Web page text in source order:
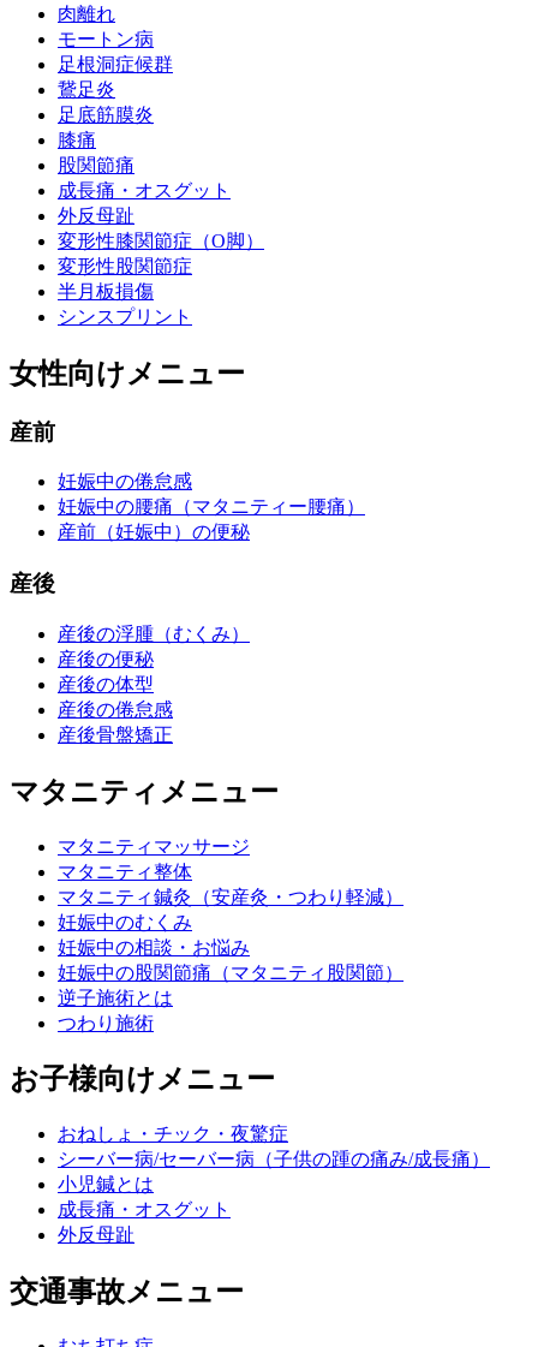
肉離れ
モートン病
足根洞症候群
鵞足炎
足底筋膜炎
膝痛
股関節痛
成長痛・オスグット
外反母趾
変形性膝関節症（O脚）
変形性股関節症
半月板損傷
シンスプリント
女性向けメニュー
産前
妊娠中の倦怠感
妊娠中の腰痛（マタニティー腰痛）
産前（妊娠中）の便秘
産後
産後の浮腫（むくみ）
産後の便秘
産後の体型
産後の倦怠感
産後骨盤矯正
マタニティメニュー
マタニティマッサージ
マタニティ整体
マタニティ鍼灸（安産灸・つわり軽減）
妊娠中のむくみ
妊娠中の相談・お悩み
妊娠中の股関節痛（マタニティ股関節）
逆子施術とは
つわり施術
お子様向けメニュー
おねしょ・チック・夜驚症
シーバー病/セーバー病（子供の踵の痛み/成長痛）
小児鍼とは
成長痛・オスグット
外反母趾
交通事故メニュー